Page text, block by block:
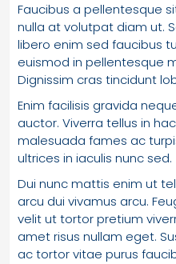
Faucibus a pellentesque
nulla at volutpat diam ut.
libero enim sed faucibus
euismod in pellentesque
Dignissim cras tincidunt
Enim facilisis gravida
auctor. Viverra tellus in
malesuada fames ac
ultrices in iaculis nunc sed.
Dui nunc mattis enim ut
arcu dui vivamus arcu.
velit ut tortor pretium
amet risus nullam eget.
ac tortor vitae purus